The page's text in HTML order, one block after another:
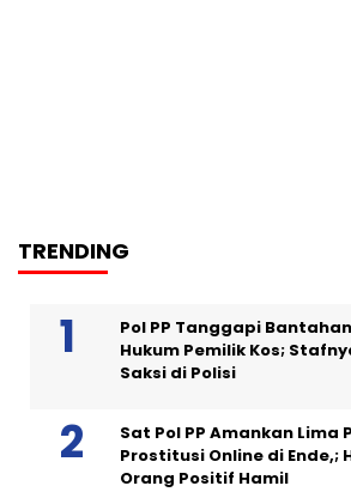
TRENDING
Pol PP Tanggapi
Hukum Pemilik Kos;
Saksi di Polisi
Sat Pol PP Amankan Lima
Prostitusi Online di Ende,;
Orang Positif Hamil